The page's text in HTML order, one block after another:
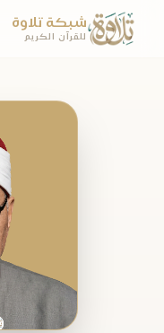
شبكة تلاوة
للقرآن الكريم